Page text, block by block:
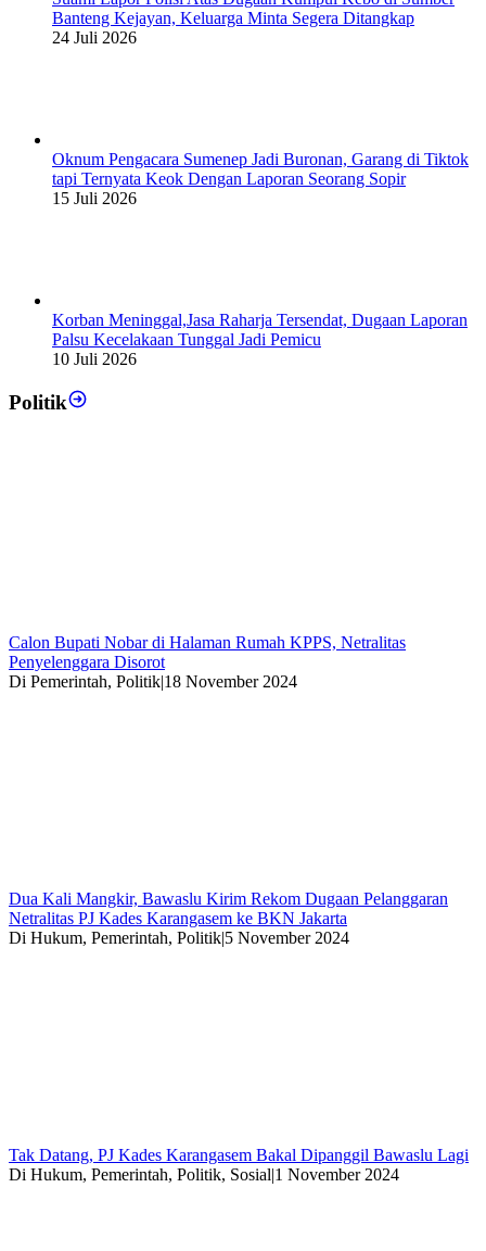
Banteng Kejayan, Keluarga Minta Segera Ditangkap
24 Juli 2026
Oknum Pengacara Sumenep Jadi Buronan, Garang di Tiktok
tapi Ternyata Keok Dengan Laporan Seorang Sopir
15 Juli 2026
Korban Meninggal,Jasa Raharja Tersendat, Dugaan Laporan
Palsu Kecelakaan Tunggal Jadi Pemicu
10 Juli 2026
Politik
Calon Bupati Nobar di Halaman Rumah KPPS, Netralitas
Penyelenggara Disorot
Di Pemerintah, Politik|18 November 2024
Dua Kali Mangkir, Bawaslu Kirim Rekom Dugaan Pelanggaran
Netralitas PJ Kades Karangasem ke BKN Jakarta
Di Hukum, Pemerintah, Politik|5 November 2024
Tak Datang, PJ Kades Karangasem Bakal Dipanggil Bawaslu Lagi
Di Hukum, Pemerintah, Politik, Sosial|1 November 2024